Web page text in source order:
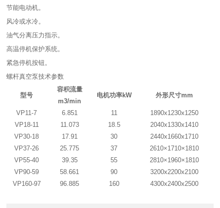
节能电动机。
风冷或水冷。
油气分离压力指示。
高温停机保护系统。
紧急停机按钮。
螺杆真空泵技术参数
型号
容积流量
m3/min
电机功率kW 外形尺寸mm
VP11-7 6.851 11
1890x1230x1250
VP18-11
11.073 18.5
2040x1330x1410
VP30-18
17.91 30
2440x1660x1710
VP37-26
25.775 37
2610×1710×1810
VP55-40
39.35 55
2810×1960×1810
VP90-59
58.661 90
3200x2200x2100
VP160-97
96.885 160 4300x2400x2500